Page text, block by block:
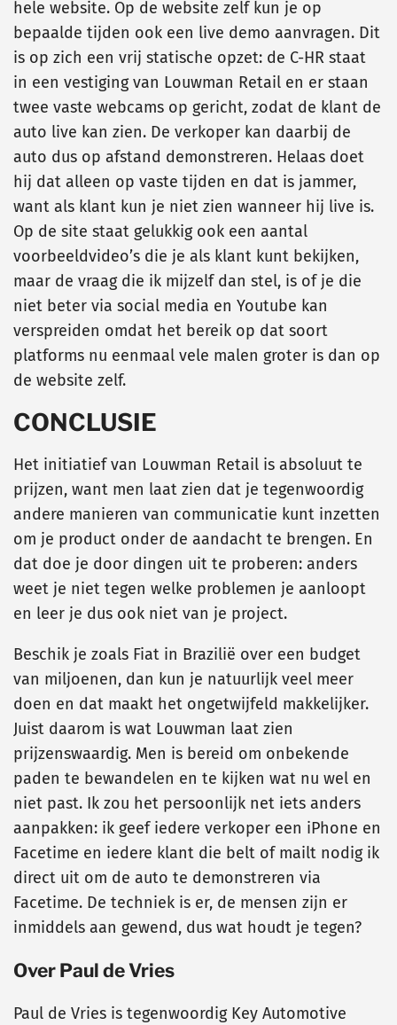
hele website. Op de website zelf kun je op
bepaalde tijden ook een live demo aanvragen. Dit
is op zich een vrij statische opzet: de C-HR staat
in een vestiging van Louwman Retail en er staan
twee vaste webcams op gericht, zodat de klant de
auto live kan zien. De verkoper kan daarbij de
auto dus op afstand demonstreren. Helaas doet
hij dat alleen op vaste tijden en dat is jammer,
want als klant kun je niet zien wanneer hij live is.
Op de site staat gelukkig ook een aantal
voorbeeldvideo’s die je als klant kunt bekijken,
maar de vraag die ik mijzelf dan stel, is of je die
niet beter via social media en Youtube kan
verspreiden omdat het bereik op dat soort
platforms nu eenmaal vele malen groter is dan op
de website zelf.
CONCLUSIE
Het initiatief van Louwman Retail is absoluut te
prijzen, want men laat zien dat je tegenwoordig
andere manieren van communicatie kunt inzetten
om je product onder de aandacht te brengen. En
dat doe je door dingen uit te proberen: anders
weet je niet tegen welke problemen je aanloopt
en leer je dus ook niet van je project.
Beschik je zoals Fiat in Brazilië over een budget
van miljoenen, dan kun je natuurlijk veel meer
doen en dat maakt het ongetwijfeld makkelijker.
Juist daarom is wat Louwman laat zien
prijzenswaardig. Men is bereid om onbekende
paden te bewandelen en te kijken wat nu wel en
niet past. Ik zou het persoonlijk net iets anders
aanpakken: ik geef iedere verkoper een iPhone en
Facetime en iedere klant die belt of mailt nodig ik
direct uit om de auto te demonstreren via
Facetime. De techniek is er, de mensen zijn er
inmiddels aan gewend, dus wat houdt je tegen?
Over Paul de Vries
Paul de Vries is tegenwoordig Key Automotive